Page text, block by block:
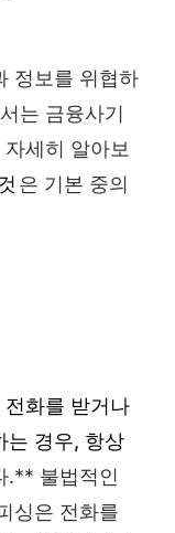
정보를 위협하
는 금융사기
세히 알아보
은 기본 중의
화를 받거나
는 경우, 항상
.** 불법적인
싱은 전화를